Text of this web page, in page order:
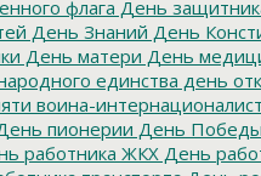
флага День
День Знаний День
День матери День
единства день
воина-
пионерии День Победы
работника ЖКХ День